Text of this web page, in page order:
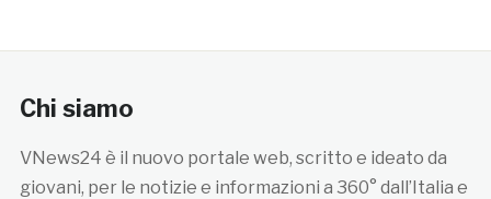
Chi siamo
VNews24 è il nuovo portale web, scritto e ideato da
giovani, per le notizie e informazioni a 360° dall’Italia e